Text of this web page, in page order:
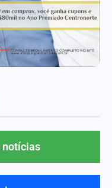
notícias